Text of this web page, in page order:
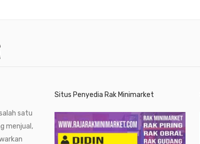
satu
menjual,
Situs Penyedia Rak Minimarket